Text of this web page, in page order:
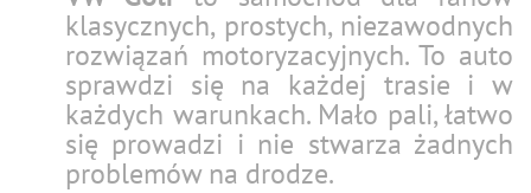
klasycznych, prostych, niezawodnych
rozwiązań motoryzacyjnych. To auto
sprawdzi się na każdej trasie i w
każdych warunkach. Mało pali, łatwo
się prowadzi i nie stwarza żadnych
problemów na drodze.